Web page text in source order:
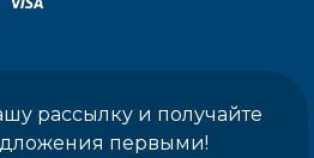
рассылку и получайте
первыми!